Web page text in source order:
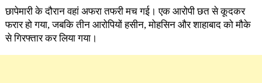
छापेमारी के दौरान वहां अफरा तफरी मच गई। एक आरोपी छत से कूदकर
फरार हो गया, जबकि तीन आरोपियों हसीन, मोहसिन और शाहाबाद को मौके
से गिरफ्तार कर लिया गया।